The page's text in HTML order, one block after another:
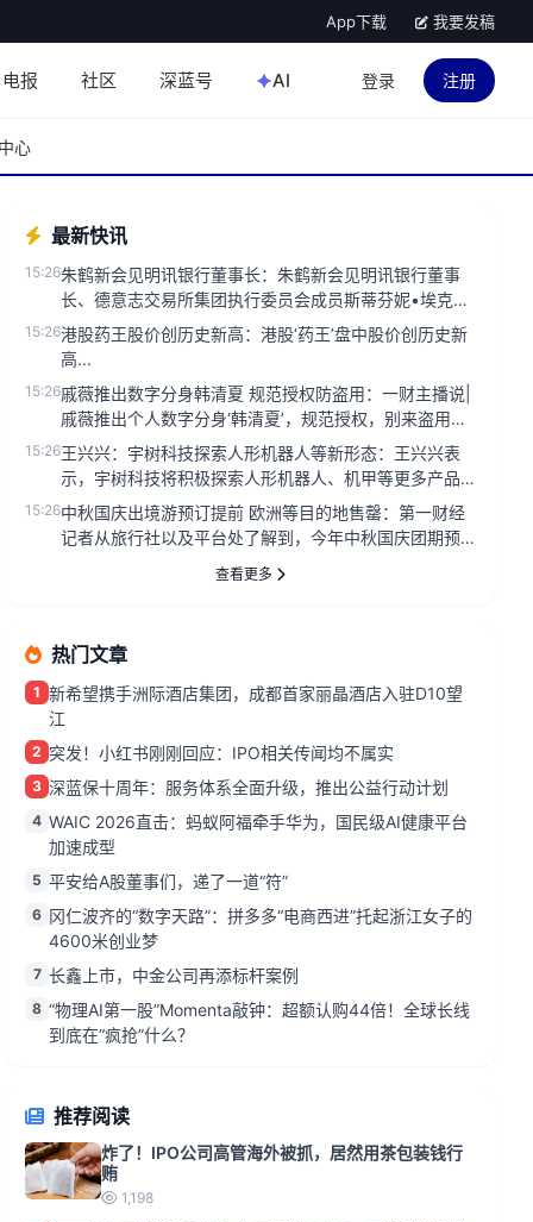
App下载 我要发稿
电报 社区 深蓝号 AI 登录 注册
心
最新快讯
15:26朱鹤新会见明讯银行董事长：朱鹤新会见明讯银行董事
长、德意志交易所集团执行委员会成员斯蒂芬妮•埃克儿
曼。双方就金融合作、市...
15:26港股药王股价创历史新高：港股‘药王’盘中股价创历史新
高...
15:26戚薇推出数字分身韩清夏 规范授权防盗用：一财主播说|
戚薇推出个人数字分身‘韩清夏’，规范授权，别来盗用。
近年来，随着人...
15:26王兴兴：宇树科技探索人形机器人等新形态：王兴兴表
示，宇树科技将积极探索人形机器人、机甲等更多产品
形态。...
15:26中秋国庆出境游预订提前 欧洲等目的地售罄：第一财经
记者从旅行社以及平台处了解到，今年中秋国庆团期预
定周期明显提前，报名情...
查看更多
热门文章
1 新希望携手洲际酒店集团，成都首家丽晶酒店入驻D10望
江
2 突发！小红书刚刚回应：IPO相关传闻均不属实
3 深蓝保十周年：服务体系全面升级，推出公益行动计划
4 WAIC 2026直击：蚂蚁阿福牵手华为，国民级AI健康平台
加速成型
5 平安给A股董事们，递了一道“符”
6 冈仁波齐的“数字天路”：拼多多“电商西进”托起浙江女子的
4600米创业梦
7 长鑫上市，中金公司再添标杆案例
8 “物理AI第一股”Momenta敲钟：超额认购44倍！全球长线
到底在“疯抢”什么？
推荐阅读
炸了！IPO公司高管海外被抓，居然用茶包装钱行
贿
1,198